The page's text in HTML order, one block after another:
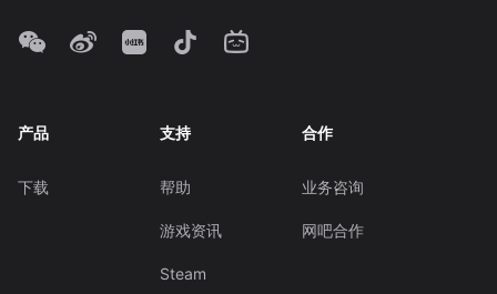
产品
下载
支持
帮助
游戏资讯
Steam
合作
业务咨询
网吧合作